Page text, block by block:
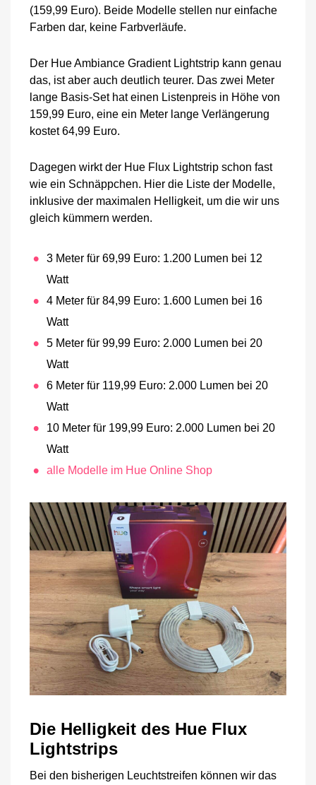
(159,99 Euro). Beide Modelle stellen nur einfache
Farben dar, keine Farbverläufe.
Der Hue Ambiance Gradient Lightstrip kann genau
das, ist aber auch deutlich teurer. Das zwei Meter
lange Basis-Set hat einen Listenpreis in Höhe von
159,99 Euro, eine ein Meter lange Verlängerung
kostet 64,99 Euro.
Dagegen wirkt der Hue Flux Lightstrip schon fast
wie ein Schnäppchen. Hier die Liste der Modelle,
inklusive der maximalen Helligkeit, um die wir uns
gleich kümmern werden.
3 Meter für 69,99 Euro: 1.200 Lumen bei 12
Watt
4 Meter für 84,99 Euro: 1.600 Lumen bei 16
Watt
5 Meter für 99,99 Euro: 2.000 Lumen bei 20
Watt
6 Meter für 119,99 Euro: 2.000 Lumen bei 20
Watt
10 Meter für 199,99 Euro: 2.000 Lumen bei 20
Watt
alle Modelle im Hue Online Shop
Die Helligkeit des Hue Flux
Lightstrips
Bei den bisherigen Leuchtstreifen können wir das